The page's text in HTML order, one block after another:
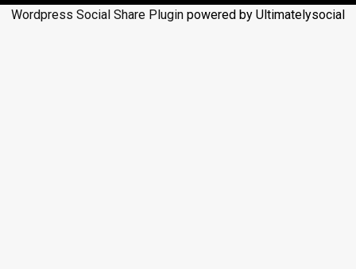
Wordpress Social Share Plugin powered by Ultimatelysocial